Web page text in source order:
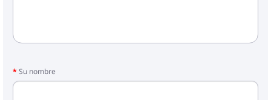
Su nombre